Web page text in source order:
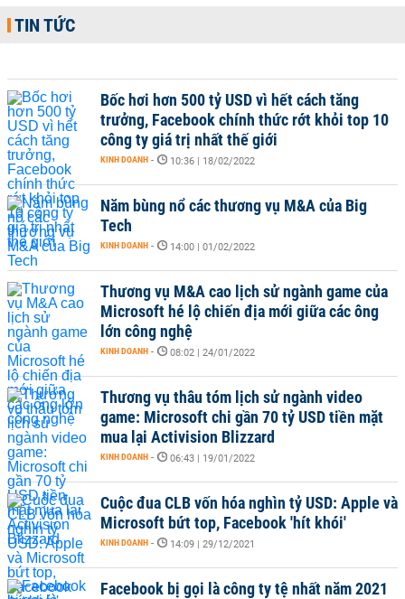
TIN TỨC
Bốc hơi hơn 500 tỷ USD vì hết cách tăng
trưởng, Facebook chính thức rớt khỏi top 10
công ty giá trị nhất thế giới
KINH DOANH - 10:36 | 18/02/2022
Năm bùng nổ các thương vụ M&A của Big
Tech
KINH DOANH - 14:00 | 01/02/2022
Thương vụ M&A cao lịch sử ngành game của
Microsoft hé lộ chiến địa mới giữa các ông
lớn công nghệ
KINH DOANH - 08:02 | 24/01/2022
Thương vụ thâu tóm lịch sử ngành video
game: Microsoft chi gần 70 tỷ USD tiền mặt
mua lại Activision Blizzard
KINH DOANH - 06:43 | 19/01/2022
Cuộc đua CLB vốn hóa nghìn tỷ USD: Apple và
Microsoft bứt top, Facebook 'hít khói'
KINH DOANH - 14:09 | 29/12/2021
Facebook bị gọi là công ty tệ nhất năm 2021